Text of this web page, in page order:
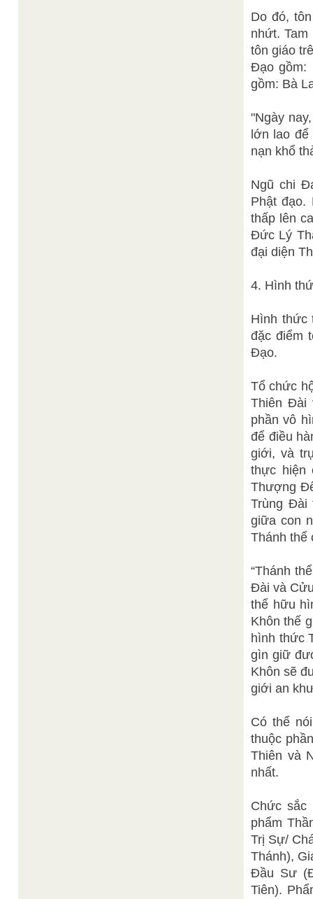
Do đó,
nhứt.
tôn giáo
Đạo gồm:
gồm: Bà
"Ngày
lớn lao
nạn khổ
Ngũ chi
Phật
thấp lên
Đức Lý
đại diện
4. Hình
Hình thức
đặc điểm
Đạo.
Tổ chức
Thiên Đài
phần vô
để điều
giới, và
thực hiện
Thượng
Trùng Đài
giữa con
Thánh thể
“Thánh
Đài và
thể hữu
Khôn thế
hình thức
gìn giữ
Khôn sẽ
giới an
Có thể
thuộc
Thiên và
nhất.
Chức
phẩm
Trị Sự/
Thánh),
Đầu Sư
Tiên).